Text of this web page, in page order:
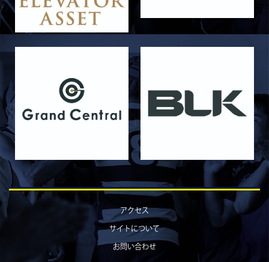
2026/06/03
STAFF blog
【「イヤーブック2026」にお名前を掲載／サポ
ーター募集のお知らせ】
STAFF blog
5月31日 関西学院大学AB
2026/05/31
STAFF blog
5月30日 関西学院大学CD
2026/05/27
STAFF blog
2026年度 新入部員のお知らせ
STAFF blog
2026/05/23
STAFF blog
5月23日 京都産業大学BC
STAFF blog
BKCウェルカムデー2026のお知らせ
アクセス
サイトについて
お問い合わせ